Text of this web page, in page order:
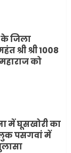
के जिला
श्री श्री 1008
को
में घूसखोरी का
पसगवां में